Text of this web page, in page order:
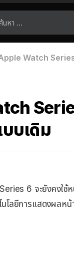
Watch
บบเดิม
6 จะยังคงใ
นโลยีการแสดงผลห